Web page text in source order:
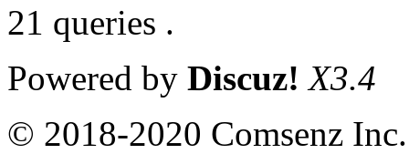
21 queries .
Powered by Discuz! X3.4
© 2018-2020 Comsenz Inc.